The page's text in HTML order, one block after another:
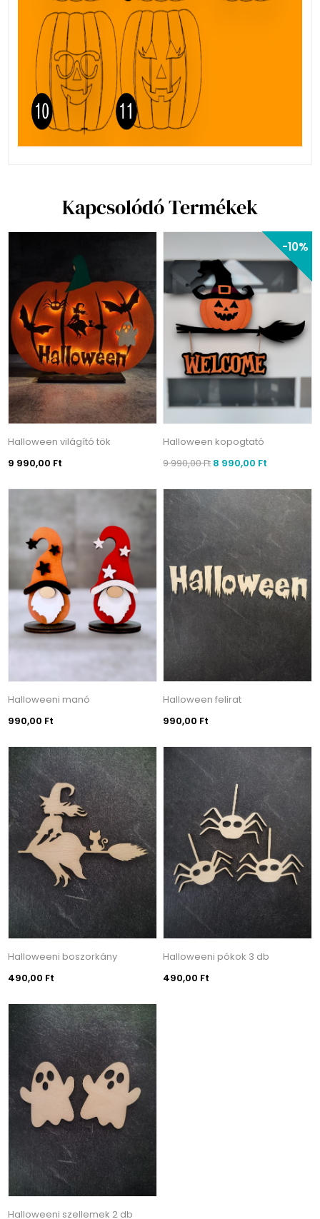
Kapcsolódó Termékek
Halloween világító tök
9 990,00 Ft
-10%
Halloween kopogtató
9 990,00 Ft8 990,00 Ft
Halloweeni manó
990,00 Ft
Halloween felirat
990,00 Ft
Halloweeni boszorkány
490,00 Ft
Halloweeni pókok 3 db
490,00 Ft
Halloweeni szellemek 2 db